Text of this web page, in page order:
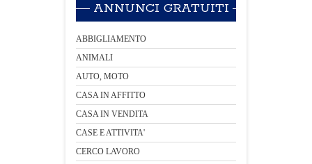
ANNUNCI GRATUITI
ABBIGLIAMENTO
ANIMALI
AUTO, MOTO
CASA IN AFFITTO
CASA IN VENDITA
CASE E ATTIVITA'
CERCO LAVORO